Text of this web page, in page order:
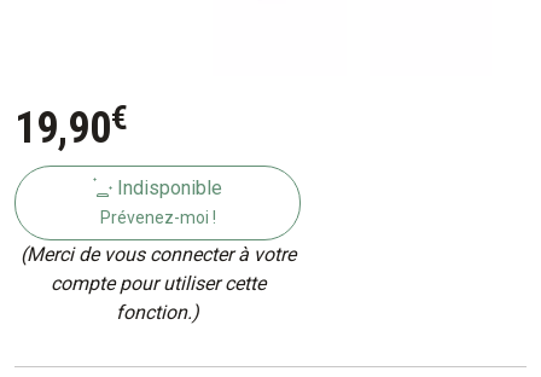
19,90€
Indisponible
Prévenez-moi !
(Merci de vous connecter à votre
compte pour utiliser cette
fonction.)